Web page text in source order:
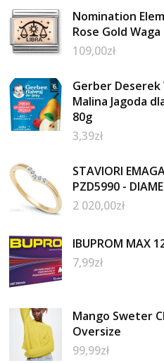
Nomination
Rose Gold
109,00zł
Gerber Deserek
Malina Jagoda
80g
3,39zł
STAVIORI
PZD5990 -
2 020,00zł
IBUPROM MAX
7,99zł
Mango Sweter
Oversize
99,99zł